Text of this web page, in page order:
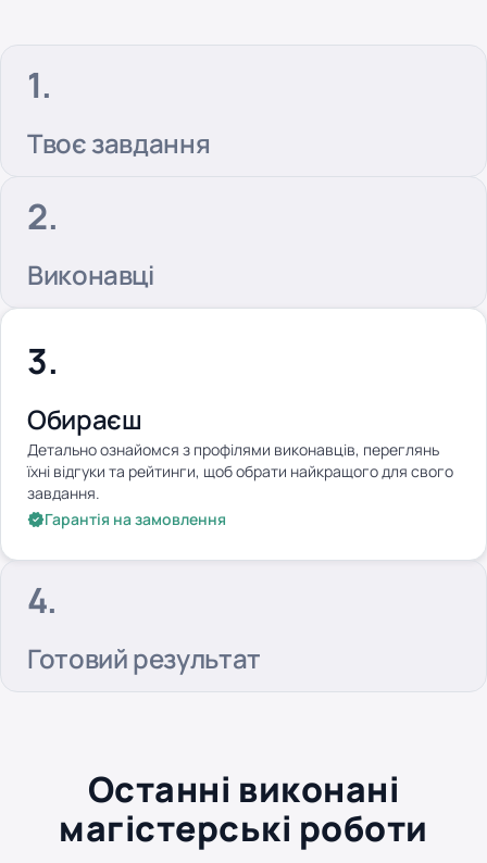
Твоє завдання
Виконавці
Обираєш
Детально ознайомся з профілями виконавців, переглянь
їхні відгуки та рейтинги, щоб обрати найкращого для свого
завдання.
Гарантія на замовлення
Готовий результат
Останні виконані
магістерські роботи